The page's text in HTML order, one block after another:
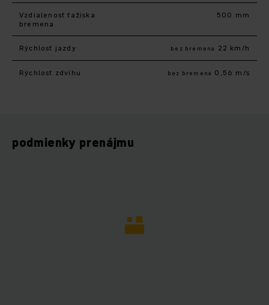
Vzdialenosť ťažiska
bremena
500 mm
Rýchlosť jazdy bez bremena 22 km/h
Rýchlosť zdvihu bez bremena 0,56 m/s
podmienky prenájmu